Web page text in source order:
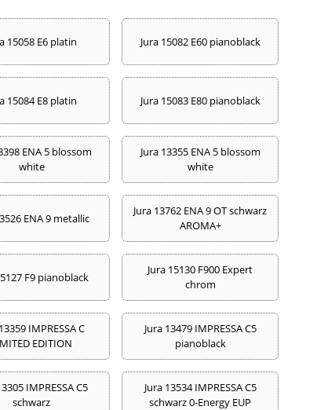
15058 E6 platin Jura 15082 E60 pianoblack
15084 E8 platin Jura 15083 E80 pianoblack
ENA 5 blossom
white
Jura 13355 ENA 5 blossom
white
ENA 9 metallic
Jura 13762 ENA 9 OT schwarz
AROMA+
F9 pianoblack
Jura 15130 F900 Expert
chrom
IMPRESSA C
EDITION
Jura 13479 IMPRESSA C5
pianoblack
IMPRESSA C5
schwarz
Jura 13534 IMPRESSA C5
schwarz 0-Energy EUP